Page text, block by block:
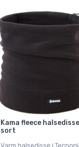
Kama fleece
sort
Varm halsedisse i